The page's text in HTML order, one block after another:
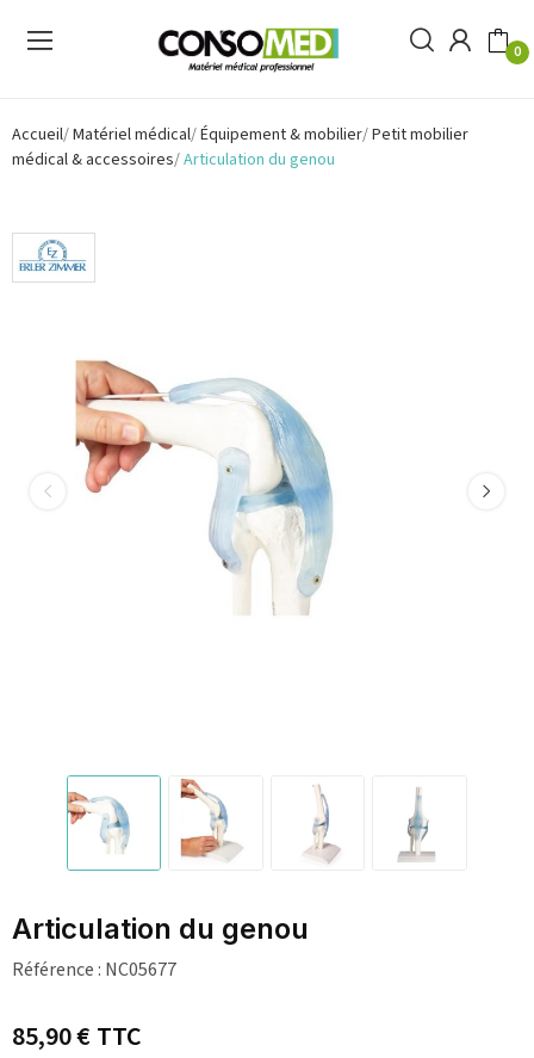
0
Accueil Matériel médical Équipement & mobilier Petit mobilier
médical & accessoires Articulation du genou
Articulation du genou
Référence : NC05677
85,90 €TTC